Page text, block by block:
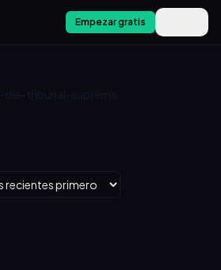
Empezar gratis
tribunal-supremo